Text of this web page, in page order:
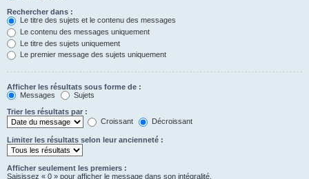
Rechercher dans :
Le titre des sujets et le contenu des messages
Le contenu des messages uniquement
Le titre des sujets uniquement
Le premier message des sujets uniquement
Afficher les résultats sous forme de :
Messages
Sujets
Trier les résultats par :
Croissant
Décroissant
Limiter les résultats selon leur ancienneté :
Afficher seulement les premiers :
Saisissez « 0 » pour afficher le message dans son intégralité.